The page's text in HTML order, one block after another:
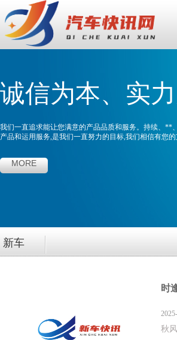
诚信为本、实
我们一直追求能让您满意的产品品质和服务。持续、**
产品和运用服务,是我们一直努力的目标,我们相信有您的
MORE
新车
时
秋